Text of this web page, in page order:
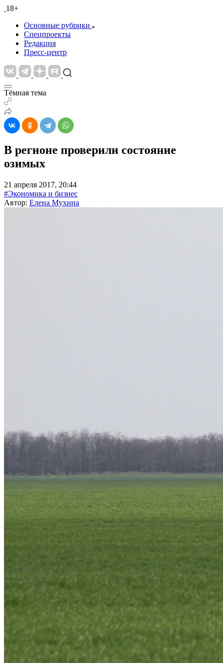
18+
Основные рубрики
Спецпроекты
Редакция
Пресс-центр
Тёмная тема
В регионе проверили состояние
озимых
21 апреля 2017, 20:44
#Экономика и бизнес
Автор: Елена Мухина